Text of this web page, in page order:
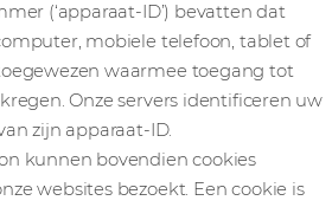
(‘apparaat-ID’) bevatten dat
mobiele telefoon, tablet of
waarmee toegang tot
Onze servers identificeren uw
zijn apparaat-ID.
kunnen bovendien cookies
websites bezoekt. Een cookie is